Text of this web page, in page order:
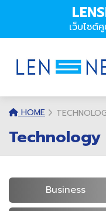
เว็บไซต์
HOME
Technology
Business